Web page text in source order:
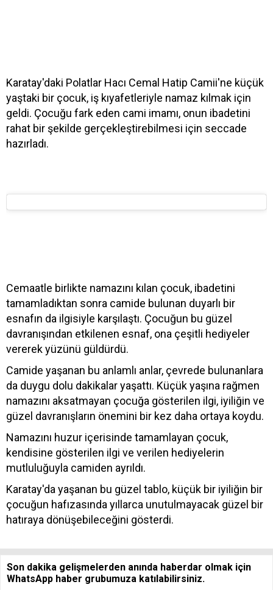
Karatay'daki Polatlar Hacı Cemal Hatip Camii'ne küçük
yaştaki bir çocuk, iş kıyafetleriyle namaz kılmak için
geldi. Çocuğu fark eden cami imamı, onun ibadetini
rahat bir şekilde gerçekleştirebilmesi için seccade
hazırladı.
Cemaatle birlikte namazını kılan çocuk, ibadetini
tamamladıktan sonra camide bulunan duyarlı bir
esnafın da ilgisiyle karşılaştı. Çocuğun bu güzel
davranışından etkilenen esnaf, ona çeşitli hediyeler
vererek yüzünü güldürdü.
Camide yaşanan bu anlamlı anlar, çevrede bulunanlara
da duygu dolu dakikalar yaşattı. Küçük yaşına rağmen
namazını aksatmayan çocuğa gösterilen ilgi, iyiliğin ve
güzel davranışların önemini bir kez daha ortaya koydu.
Namazını huzur içerisinde tamamlayan çocuk,
kendisine gösterilen ilgi ve verilen hediyelerin
mutluluğuyla camiden ayrıldı.
Karatay'da yaşanan bu güzel tablo, küçük bir iyiliğin bir
çocuğun hafızasında yıllarca unutulmayacak güzel bir
hatıraya dönüşebileceğini gösterdi.
Son dakika gelişmelerden anında haberdar olmak için
WhatsApp haber grubumuza katılabilirsiniz.